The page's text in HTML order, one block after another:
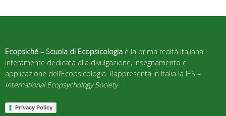
Ecopsiché – Scuola di Ecopsicologia è la prima realtà italiana
interamente dedicata alla divulgazione, insegnamento e
applicazione dell’Ecopsicologia. Rappresenta in Italia la IES –
International Ecopsychology Society.
Privacy Policy